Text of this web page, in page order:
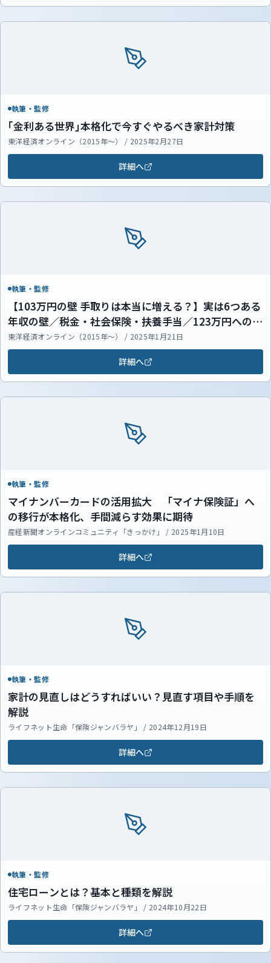
執筆・監修
｢金利ある世界｣本格化で今すぐやるべき家計対策
東洋経済オンライン（2015年～） / 2025年2月27日
詳細へ
執筆・監修
【103万円の壁 手取りは本当に増える？】実は6つある
年収の壁／税金・社会保険・扶養手当／123万円への引
き上げでは不十分？／負担が大きい社会保険／家計全
体での把握が必須【ニュース解説】
東洋経済オンライン（2015年～） / 2025年1月21日
詳細へ
執筆・監修
マイナンバーカードの活用拡大 「マイナ保険証」へ
の移行が本格化、手間減らす効果に期待
産経新聞オンラインコミュニティ「きっかけ」 / 2025年1月10日
詳細へ
執筆・監修
家計の見直しはどうすればいい？見直す項目や手順を
解説
ライフネット生命「保険ジャンバラヤ」 / 2024年12月19日
詳細へ
執筆・監修
住宅ローンとは？基本と種類を解説
ライフネット生命「保険ジャンバラヤ」 / 2024年10月22日
詳細へ